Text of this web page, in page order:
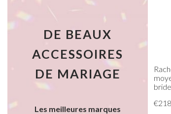
DE BEAUX
ACCESSOIRES
DE MARIAGE
Les meilleures marques